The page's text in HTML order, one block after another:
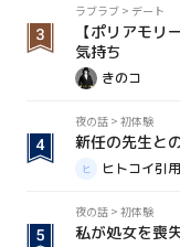
ラブラブ > デート
【ポリアモリ
気持ち
きのコ
夜の話 > 初体験
新任の先生と
ヒトコイ引
夜の話 > 初体験
私が処女を喪